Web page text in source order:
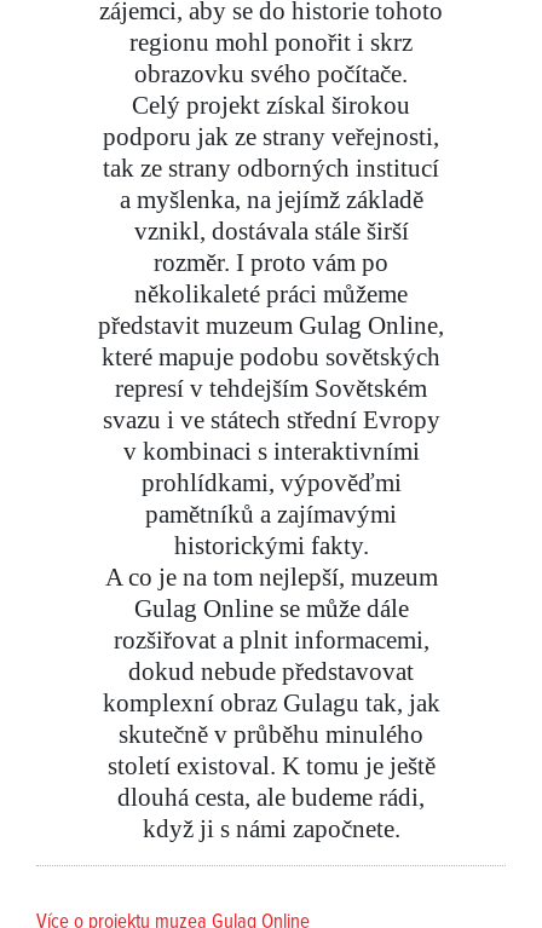
zájemci, aby se do historie tohoto
regionu mohl ponořit i skrz
obrazovku svého počítače.
Celý projekt získal širokou
podporu jak ze strany veřejnosti,
tak ze strany odborných institucí
a myšlenka, na jejímž základě
vznikl, dostávala stále širší
rozměr. I proto vám po
několikaleté práci můžeme
představit muzeum Gulag Online,
které mapuje podobu sovětských
represí v tehdejším Sovětském
svazu i ve státech střední Evropy
v kombinaci s interaktivními
prohlídkami, výpověďmi
pamětníků a zajímavými
historickými fakty.
A co je na tom nejlepší, muzeum
Gulag Online se může dále
rozšiřovat a plnit informacemi,
dokud nebude představovat
komplexní obraz Gulagu tak, jak
skutečně v průběhu minulého
století existoval. K tomu je ještě
dlouhá cesta, ale budeme rádi,
když ji s námi započnete.